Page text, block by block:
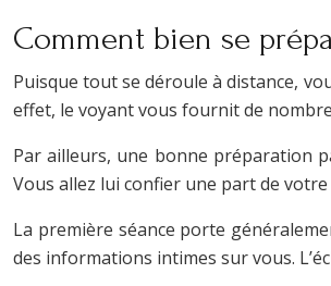
Comment bien se
Puisque tout se déroule à distance,
effet, le voyant vous fournit de
Par ailleurs, une bonne préparation
Vous allez lui confier une part de
La première séance porte
des informations intimes sur vous.